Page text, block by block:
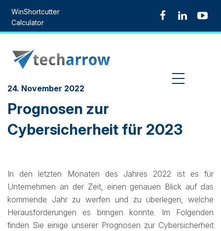
content
WinShortcutter
Calculator
24. November 2022
Prognosen zur
Cybersicherheit für 2023
In den letzten Monaten des Jahres 2022 ist es für
Unternehmen an der Zeit, einen genauen Blick auf das
kommende Jahr zu werfen und zu überlegen, welche
Herausforderungen es bringen könnte. Im Folgenden
finden Sie einige unserer Prognosen zur Cybersicherheit